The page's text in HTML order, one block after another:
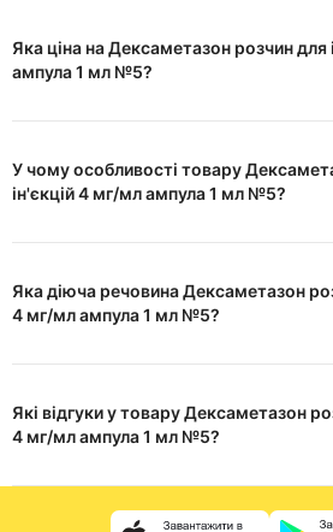
Яка ціна на Дексаметазон розчин для
ампула 1 мл №5?
У чому особливості товару
ін'єкцій 4 мг/мл ампула 1 мл №5?
Яка діюча речовина Дексаметазон
4 мг/мл ампула 1 мл №5?
Які відгуки у товару Дексаметазон
4 мг/мл ампула 1 мл №5?